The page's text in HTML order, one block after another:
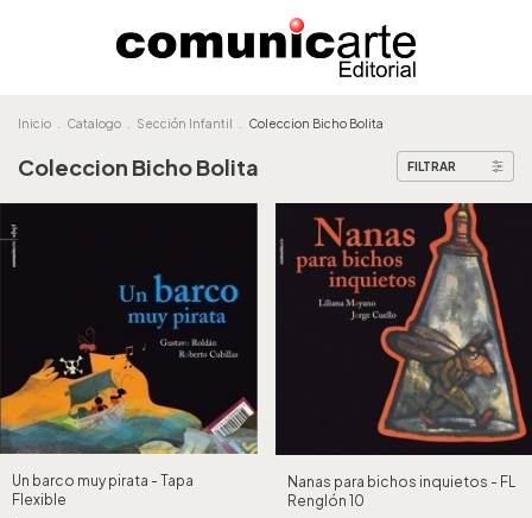
Inicio Catalogo Sección Infantil Coleccion Bicho Bolita
Coleccion Bicho Bolita FILTRAR
Un barco muy pirata - Tapa
Flexible
Nanas para bichos inquietos - FL
Renglón 10